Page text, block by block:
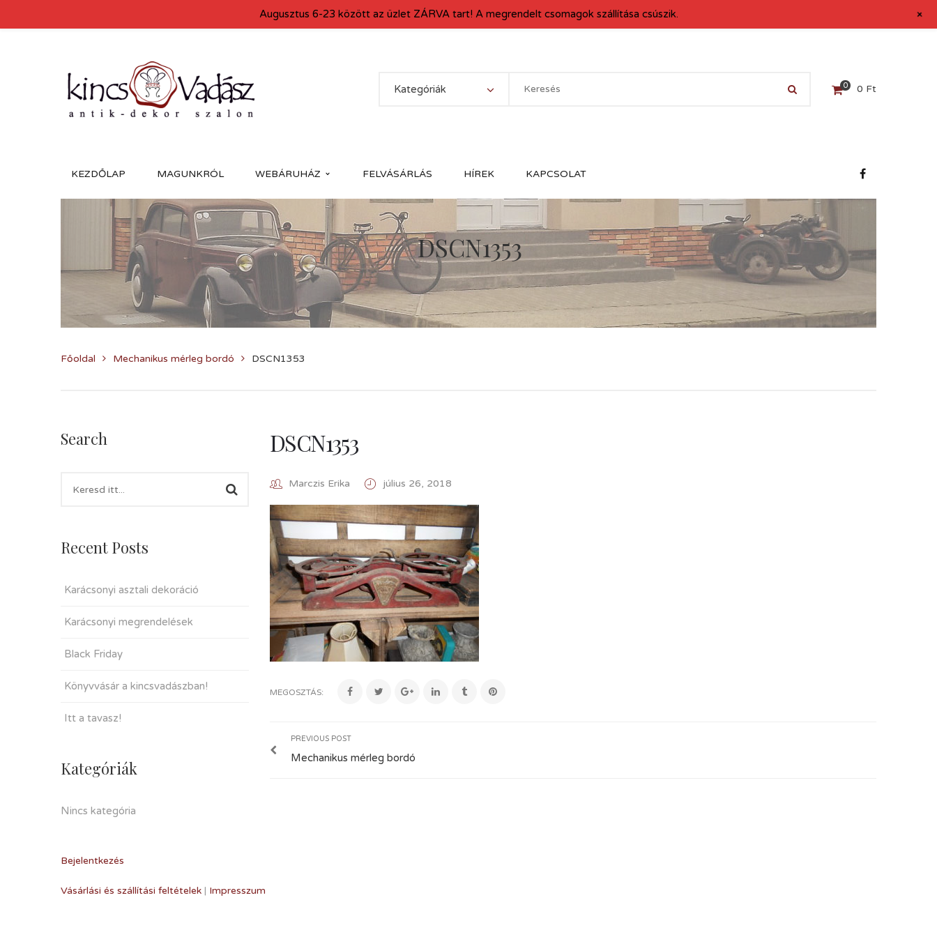
Kategóriák 0 0 Ft
KEZDŐLAP MAGUNKRÓL WEBÁRUHÁZ FELVÁSÁRLÁS HÍREK KAPCSOLAT
DSCN1353
Főoldal Mechanikus mérleg bordó DSCN1353
Search
Recent Posts
Karácsonyi asztali dekoráció
Karácsonyi megrendelések
Black Friday
Könyvvásár a kincsvadászban!
Itt a tavasz!
Kategóriák
Nincs kategória
Bejelentkezés
DSCN1353
Marczis Erika július 26, 2018
MEGOSZTÁS:
PREVIOUS POST
Mechanikus mérleg bordó
Vásárlási és szállítási feltételek | Impresszum
Augusztus 6-23 között az üzlet ZÁRVA tart! A megrendelt csomagok szállítása csúszik. +